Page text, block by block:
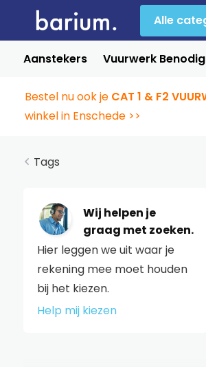
Alle
Aanstekers Vuurwerk
Bestel nu ook je CAT 1 & F2
winkel in Enschede >>
Tags
Wij helpen je
graag met zoeken.
Hier leggen we uit waar je
rekening mee moet houden
bij het kiezen.
Help mij kiezen